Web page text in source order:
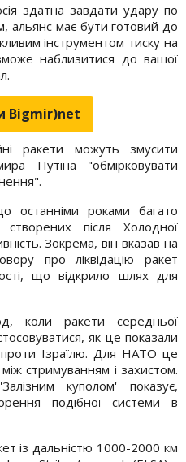
здатна завдати удару по
альянс має бути готовий до
інструментом тиску на
наблизитися до вашої
Bigmir)net
ракети можуть змусити
Путіна "обмірковувати
останніми роками багато
створених після Холодної
Зокрема, він вказав на
про ліквідацію ракет
що відкрило шлях для
коли ракети середньої
як це показали
проти Ізраїлю. Для НАТО це
стримуванням і захистом.
куполом' показує,
подібної системи в
із дальністю 1000-2000 км